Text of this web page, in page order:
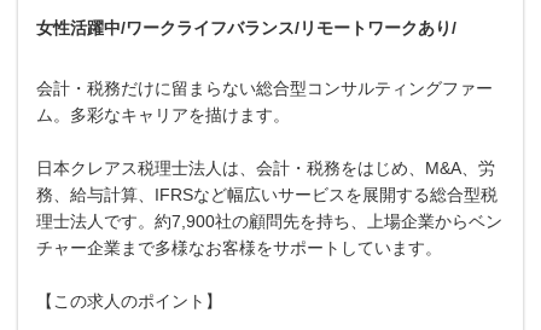
女性活躍中/ワークライフバランス/リモートワークあり/
会計・税務だけに留まらない総合型コンサルティングファー
ム。多彩なキャリアを描けます。
日本クレアス税理士法人は、会計・税務をはじめ、M&A、労
務、給与計算、IFRSなど幅広いサービスを展開する総合型税
理士法人です。約7,900社の顧問先を持ち、上場企業からベン
チャー企業まで多様なお客様をサポートしています。
【この求人のポイント】